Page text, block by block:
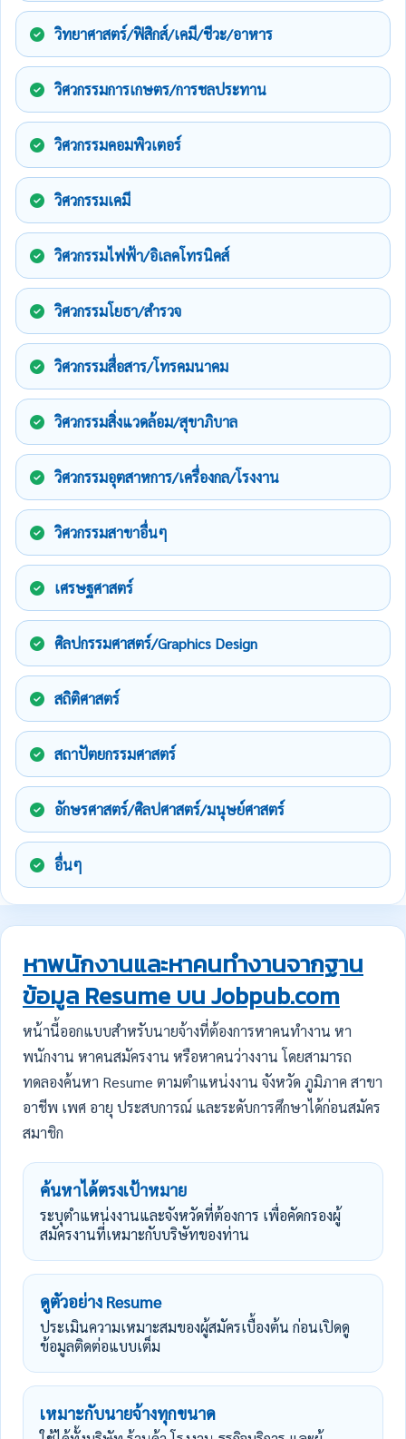
วิทยาศาสตร์/ฟิสิกส์/เคมี/ชีวะ/อาหาร
วิศวกรรมการเกษตร/การชลประทาน
วิศวกรรมคอมพิวเตอร์
วิศวกรรมเคมี
วิศวกรรมไฟฟ้า/อิเลคโทรนิคส์
วิศวกรรมโยธา/สำรวจ
วิศวกรรมสื่อสาร/โทรคมนาคม
วิศวกรรมสิ่งแวดล้อม/สุขาภิบาล
วิศวกรรมอุตสาหการ/เครื่องกล/โรงงาน
วิศวกรรมสาขาอื่นๆ
เศรษฐศาสตร์
ศิลปกรรมศาสตร์/Graphics Design
สถิติศาสตร์
สถาปัตยกรรมศาสตร์
อักษรศาสตร์/ศิลปศาสตร์/มนุษย์ศาสตร์
อื่นๆ
หาพนักงานและหาคนทำงานจากฐาน
ข้อมูล Resume บน Jobpub.com
หน้านี้ออกแบบสำหรับนายจ้างที่ต้องการหาคนทำงาน หา
พนักงาน หาคนสมัครงาน หรือหาคนว่างงาน โดยสามารถ
ทดลองค้นหา Resume ตามตำแหน่งงาน จังหวัด ภูมิภาค สาขา
อาชีพ เพศ อายุ ประสบการณ์ และระดับการศึกษาได้ก่อนสมัคร
สมาชิก
ค้นหาได้ตรงเป้าหมาย
ระบุตำแหน่งงานและจังหวัดที่ต้องการ เพื่อคัดกรองผู้
สมัครงานที่เหมาะกับบริษัทของท่าน
ดูตัวอย่าง Resume
ประเมินความเหมาะสมของผู้สมัครเบื้องต้น ก่อนเปิดดู
ข้อมูลติดต่อแบบเต็ม
เหมาะกับนายจ้างทุกขนาด